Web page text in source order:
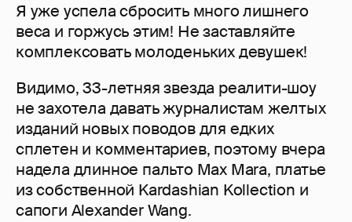
Я уже успела сбросить много лишнего
веса и горжусь этим! Не заставляйте
комплексовать молоденьких девушек!
Видимо, 33-летняя звезда реалити-шоу
не захотела давать журналистам желтых
изданий новых поводов для едких
сплетен и комментариев, поэтому вчера
надела длинное пальто Max Mara, платье
из собственной Kardashian Kollection и
сапоги Alexander Wang.